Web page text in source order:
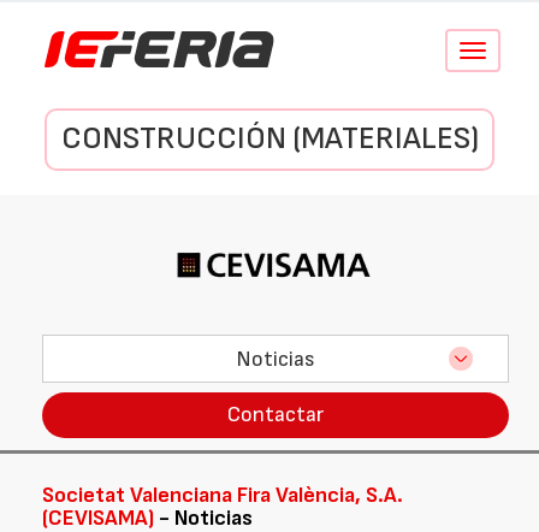
Conmutar
CONSTRUCCIÓN (MATERIALES)
Noticias
Contactar
Societat Valenciana Fira València, S.A.
(CEVISAMA) - Noticias